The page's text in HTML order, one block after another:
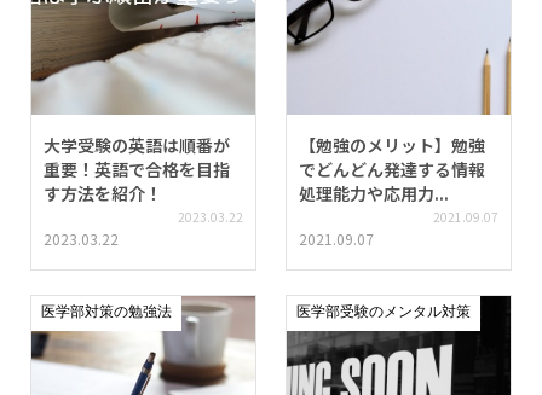
大学受験の英語は順番が
重要！英語で合格を目指
す方法を紹介！
2023.03.22
2023.03.22
【勉強のメリット】勉強
でどんどん発達する情報
処理能力や応用力...
2021.09.07
2021.09.07
医学部対策の勉強法 医学部受験のメンタル対策